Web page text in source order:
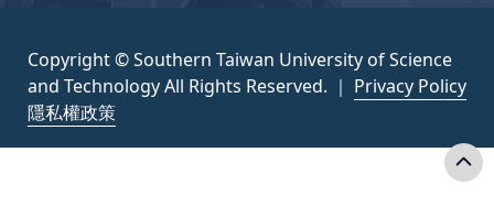
Copyright © Southern Taiwan University of Science
and Technology All Rights Reserved. ｜ Privacy Policy
隱私權政策